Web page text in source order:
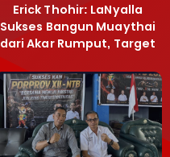
Erick Thohir: LaNyalla
Sukses Bangun Muaythai
dari Akar Rumput, Target